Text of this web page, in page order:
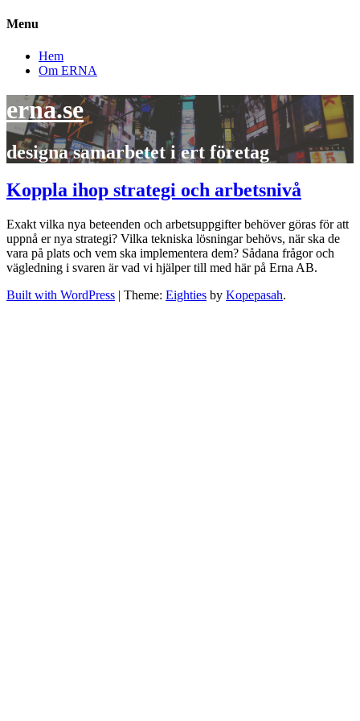
Menu
Hem
Om ERNA
Skip
to
content
erna.se
designa samarbetet i ert företag
Koppla ihop strategi och arbetsnivå
Exakt vilka nya beteenden och arbetsuppgifter behöver göras för att
uppnå er nya strategi? Vilka tekniska lösningar behövs, när ska de
vara på plats och vem ska implementera dem? Sådana frågor och
vägledning i svaren är vad vi hjälper till med här på Erna AB.
Built with WordPress | Theme: Eighties by Kopepasah.